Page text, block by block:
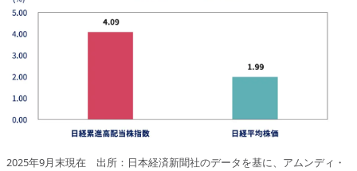
2025年9月末現在 出所：日本経済新聞社のデータを基に、アムンディ・